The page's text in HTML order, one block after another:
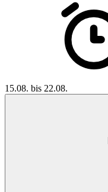
15.08. bis 22.08.